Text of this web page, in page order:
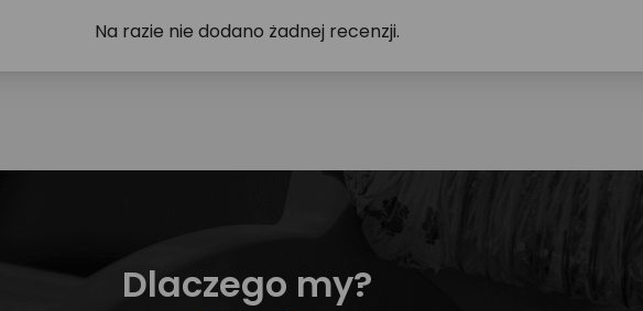
Na razie nie dodano żadnej recenzji.
Dlaczego my?